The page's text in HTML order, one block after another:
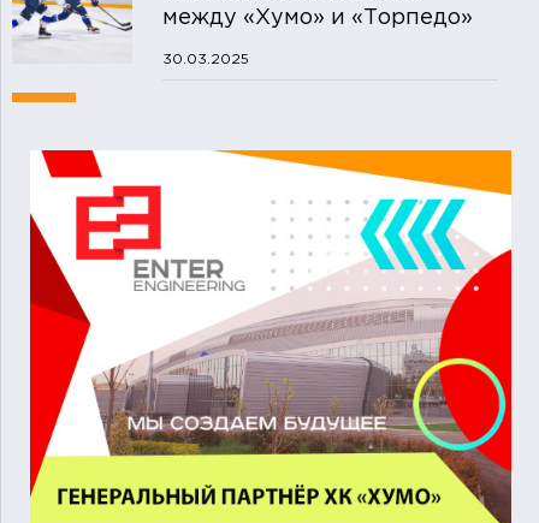
между «Хумо» и «Торпедо»
30.03.2025